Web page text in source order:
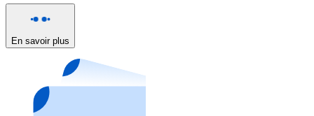
Acheter avec carte
Nouveau
Achetez des cartes-cadeaux de vos marques
Aller à la boutique de cartes-cadeaux
En savoir plus